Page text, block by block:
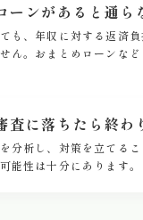
ーンがあると通ら
も、年収に対する返済
ん。おまとめローンな
査に落ちたら終わ
分析し、対策を立てる
能性は十分にあります。